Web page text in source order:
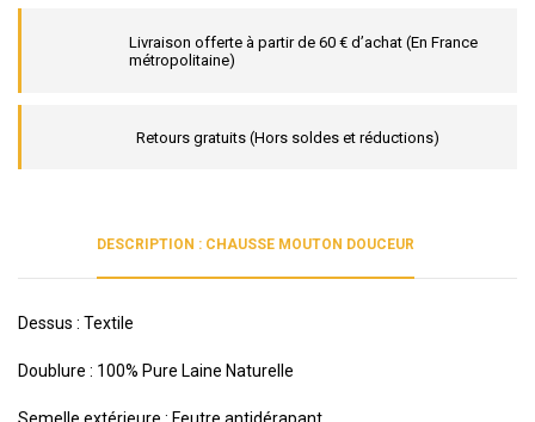
Livraison offerte à partir de 60 € d’achat (En France
métropolitaine)
Retours gratuits (Hors soldes et réductions)
DESCRIPTION : CHAUSSE MOUTON DOUCEUR
Dessus : Textile
Doublure : 100% Pure Laine Naturelle